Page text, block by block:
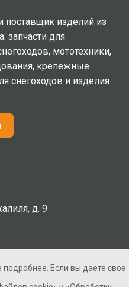
поставщик изделий из
запчасти для
мототехники,
крепежные
снегоходов и изделия
д. 9
права защищены. Не
подробнее . Если вы даете свое